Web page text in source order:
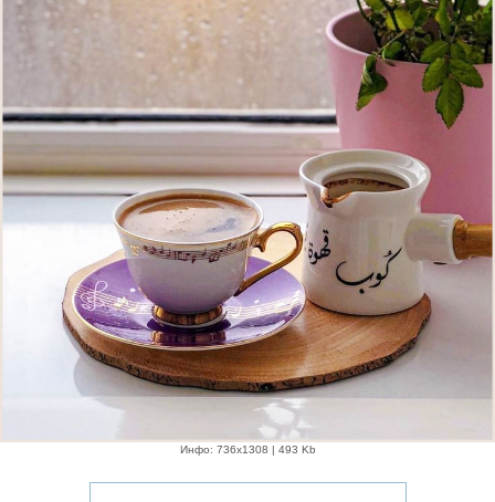
Инфо: 736х1308 | 493 Kb